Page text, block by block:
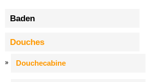
Baden
Douches
Douchecabine